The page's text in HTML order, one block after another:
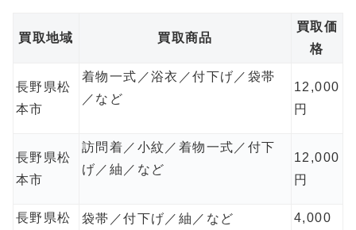
買取地域 買取商品
買取価
格
長野県松
本市
着物一式／浴衣／付下げ／袋帯
／など
12,000
円
長野県松
本市
訪問着／小紋／着物一式／付下
げ／紬／など
12,000
円
長野県松
袋帯／付下げ／紬／など
4,000